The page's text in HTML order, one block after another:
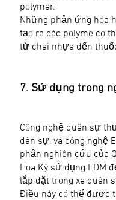
polymer.
Những phản ứng hóa
tạo ra các polyme có
từ chai nhựa đến
7. Sử dụng trong
Công nghệ quân sự
dân sự, và công nghệ
phận nghiên cứu của
Hoa Kỳ sử dụng EDM
lắp đặt trong xe quân
Điều này có thể được